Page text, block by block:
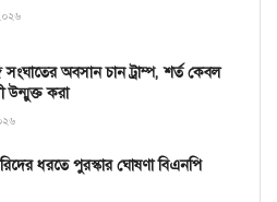
সংঘাতের অবসান চান ট্রাম্প, শর্ত কেবল
উন্মুক্ত করা
ধরতে পুরস্কার ঘোষণা বিএনপি